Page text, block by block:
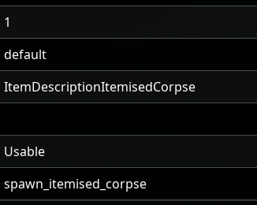
1
default
ItemDescriptionItemisedCorpse
Usable
spawn_itemised_corpse